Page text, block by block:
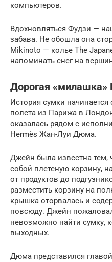
компьютеров.
Вдохновляться Фудзи —
забава. Не обошла она
Mikinoto — колье The
напоминать снег на
Дорогая «милашка»
История сумки
полета из Парижа в
оказалась рядом с
Hermès Жан-Луи Дюма.
Джейн была известна тем,
собой плетеную корзину,
от продуктов до
разместить корзину на
крышка оторвалась и
повсюду. Джейн
невозможно найти сумку,
выходных.
Дюма представился